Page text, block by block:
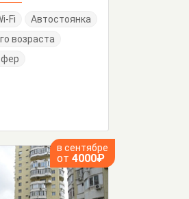
Fi
Автостоянка
возраста
в сентябре
от 4000₽